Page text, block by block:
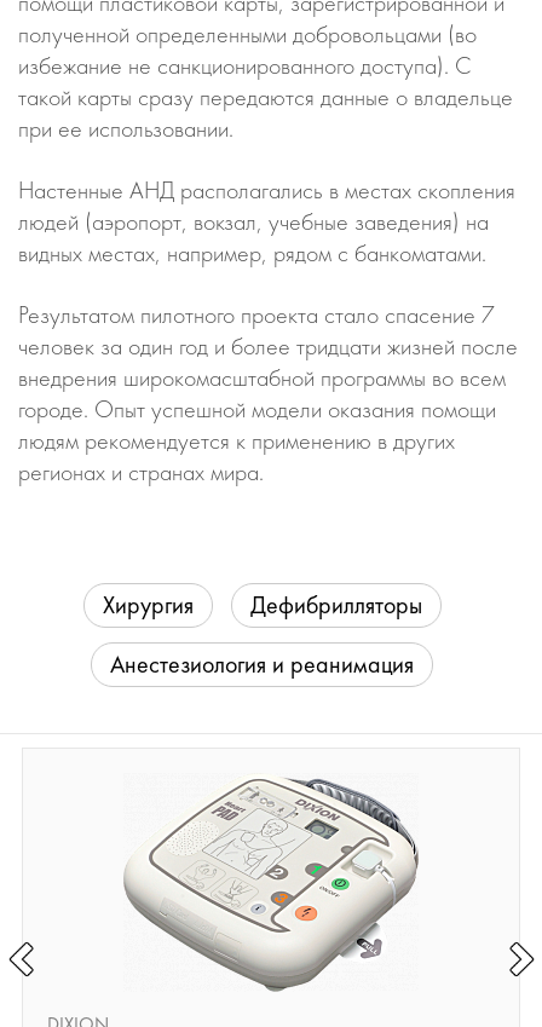
полученной определенными добровольцами (во
избежание не санкционированного доступа). С
такой карты сразу передаются данные о владельце
при ее использовании.
Настенные АНД располагались в местах скопления
людей (аэропорт, вокзал, учебные заведения) на
видных местах, например, рядом с банкоматами.
Результатом пилотного проекта стало спасение 7
человек за один год и более тридцати жизней после
внедрения широкомасштабной программы во всем
городе. Опыт успешной модели оказания помощи
людям рекомендуется к применению в других
регионах и странах мира.
Хирургия
Дефибрилляторы
Анестезиология и реанимация